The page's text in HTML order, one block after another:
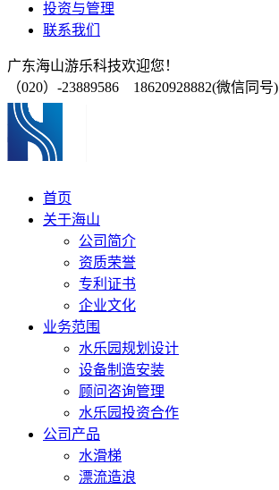
投资与管理
联系我们
广东海山游乐科技欢迎您！
（020）-23889586 18620928882(微信同号)
首页
关于海山
公司简介
资质荣誉
专利证书
企业文化
业务范围
水乐园规划设计
设备制造安装
顾问咨询管理
水乐园投资合作
公司产品
水滑梯
漂流造浪